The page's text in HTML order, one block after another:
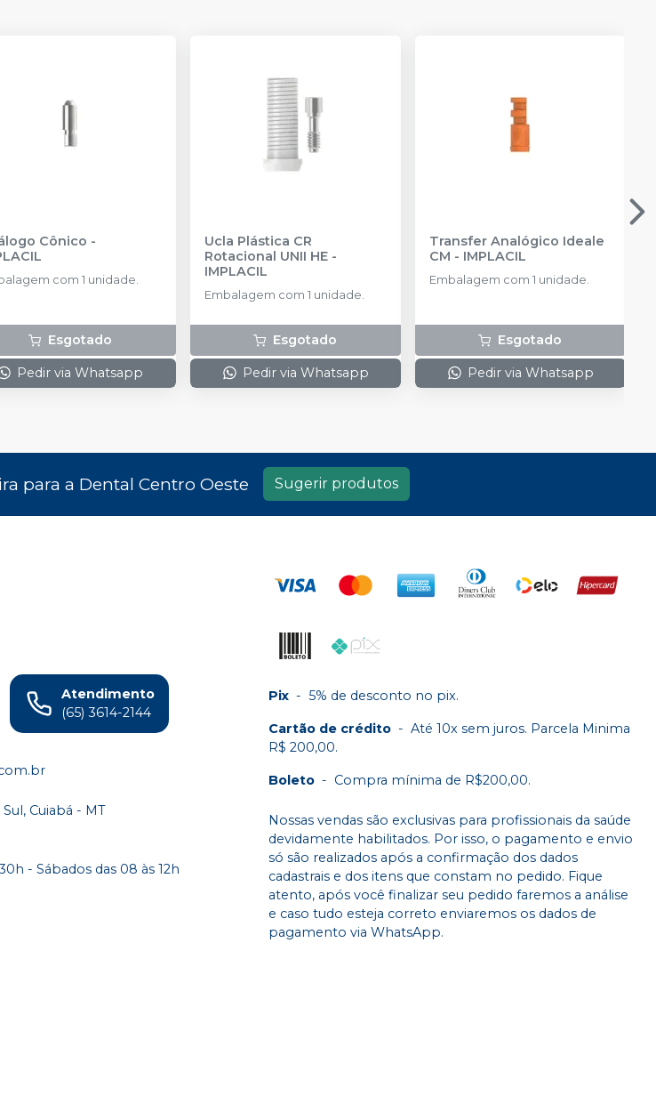
Cônico -
com 1 unidade.
Esgotado
Pedir via Whatsapp
Ucla Plástica CR
Rotacional UNII HE-
IMPLACIL
Embalagem com 1 unidade.
Esgotado
Pedir via Whatsapp
Transfer Analógico Ideale
CM - IMPLACIL
Embalagem com 1 unidade.
Esgotado
Pedir via Whatsapp
para a Dental Centro Oeste Sugerir produtos
Atendimento
(65) 3614-2144
Cuiabá - MT
- Sábados das 08 às 12h
Pix - 5% de desconto no pix.
Cartão de crédito - Até 10x sem juros. Parcela Minima
R$ 200,00.
Boleto - Compra mínima de R$200,00.
Nossas vendas são exclusivas para profissionais da saúde
devidamente habilitados. Por isso, o pagamento e envio
só são realizados após a confirmação dos dados
cadastrais e dos itens que constam no pedido. Fique
atento, após você finalizar seu pedido faremos a análise
e caso tudo esteja correto enviaremos os dados de
pagamento via WhatsApp.